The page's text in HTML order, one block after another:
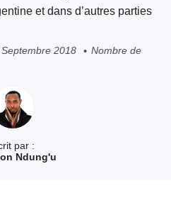
par :
Ndung'u
et dans d’autres parties
2018
Nombre de